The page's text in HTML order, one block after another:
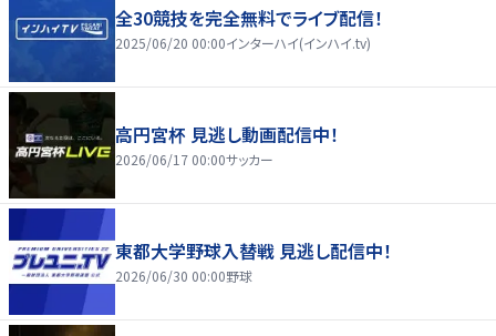
全30競技を完全無料でライブ配信！
2025/06/20 00:00インターハイ(インハイ.tv)
高円宮杯 見逃し動画配信中！
2026/06/17 00:00サッカー
東都大学野球入替戦 見逃し配信中！
2026/06/30 00:00野球